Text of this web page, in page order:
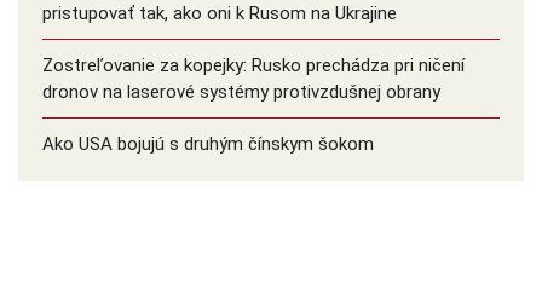
pristupovať tak, ako oni k Rusom na Ukrajine
Zostreľovanie za kopejky: Rusko prechádza pri ničení
dronov na laserové systémy protivzdušnej obrany
Ako USA bojujú s druhým čínskym šokom